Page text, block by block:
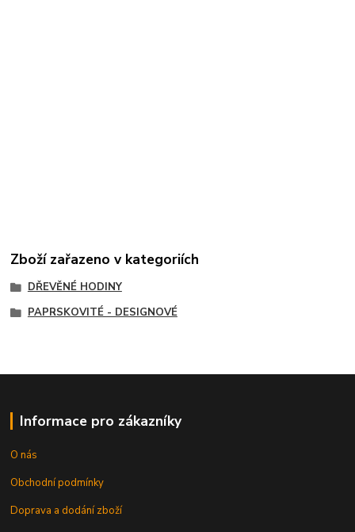
Zboží zařazeno v kategoriích
DŘEVĚNÉ HODINY
PAPRSKOVITÉ - DESIGNOVÉ
Informace pro zákazníky
O nás
Obchodní podmínky
Doprava a dodání zboží